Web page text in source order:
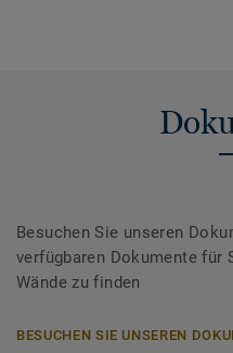
Besuchen Sie unseren
verfügbaren Dokumente für
Wände zu finden
BESUCHEN SIE UNSEREN